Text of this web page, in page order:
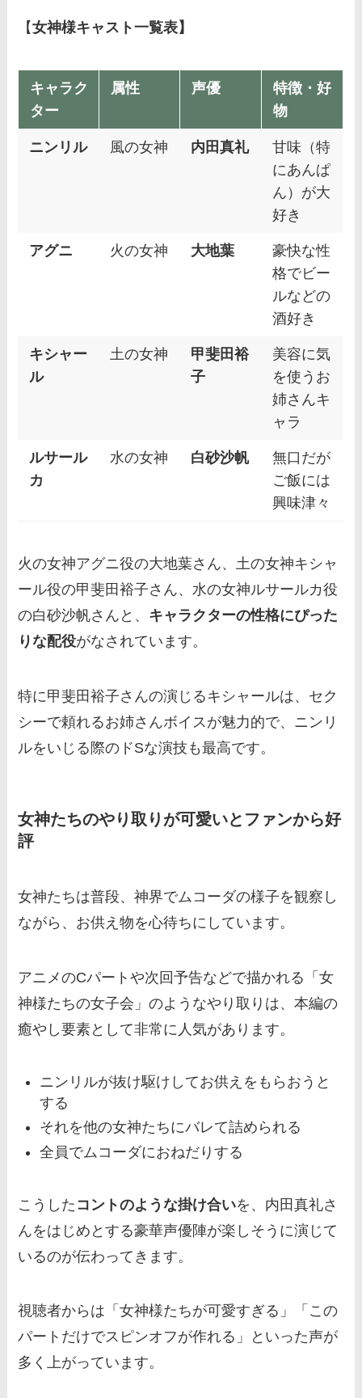
【女神様キャスト一覧表】
キャラク
ター
属性 声優
特徴・好
物
ニンリル 風の女神 内田真礼
甘味（特
にあんぱ
ん）が大
好き
アグニ 火の女神 大地葉
豪快な性
格でビー
ルなどの
酒好き
キシャー
ル
土の女神
甲斐田裕
子
美容に気
を使うお
姉さんキ
ャラ
ルサール
カ
水の女神 白砂沙帆
無口だが
ご飯には
興味津々
火の女神アグニ役の大地葉さん、土の女神キシャ
ール役の甲斐田裕子さん、水の女神ルサールカ役
の白砂沙帆さんと、 キャラクターの性格にぴった
りな配役がなされています。
特に甲斐田裕子さんの演じるキシャールは、セク
シーで頼れるお姉さんボイスが魅力的で、ニンリ
ルをいじる際のドSな演技も最高です。
女神たちのやり取りが可愛いとファンから好
評
女神たちは普段、神界でムコーダの様子を観察し
ながら、お供え物を心待ちにしています。
アニメのCパートや次回予告などで描かれる「女
神様たちの女子会」のようなやり取りは、本編の
癒やし要素として非常に人気があります。
ニンリルが抜け駆けしてお供えをもらおうと
する
それを他の女神たちにバレて詰められる
全員でムコーダにおねだりする
こうした コントのような掛け合いを、内田真礼さ
んをはじめとする豪華声優陣が楽しそうに演じて
いるのが伝わってきます。
視聴者からは「女神様たちが可愛すぎる」「この
パートだけでスピンオフが作れる」といった声が
多く上がっています。